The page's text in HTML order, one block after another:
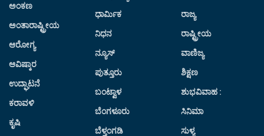
ಅಂಕಣ
ಅಂತಾರಾಷ್ಟ್ರೀಯ
ಆರೋಗ್ಯ
ಆವಿಷ್ಕಾರ
ಉದ್ಘಾಟನೆ
ಕರಾವಳಿ
ಕೃಷಿ
ಧಾರ್ಮಿಕ
ನಿಧನ
ನ್ಯೂಸ್
ಪುತ್ತೂರು
ಬಂಟ್ವಾಳ
ಬೆಂಗಳೂರು
ಬೆಳ್ತಂಗಡಿ
ರಾಜ್ಯ
ರಾಷ್ಟ್ರೀಯ
ವಾಣಿಜ್ಯ
ಶಿಕ್ಷಣ
ಶುಭವಿವಾಹ :
ಸಿನಿಮಾ
ಸುಳ್ಯ